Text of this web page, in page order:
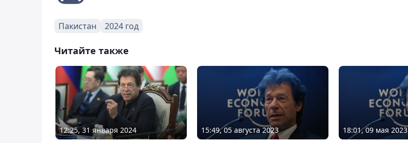
Пакистан 2024 год
Читайте также
12:25, 31 января 2024 15:49, 05 августа 2023 18:01, 09 мая 2023